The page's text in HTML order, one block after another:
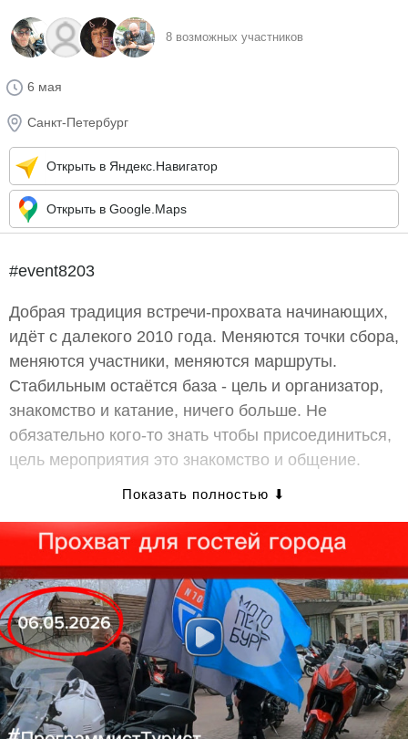
8 возможных участников
6 мая
Санкт-Петербург
Открыть в Яндекс.Навигатор
Открыть в Google.Maps
#event8203
Добрая традиция встречи-прохвата начинающих,
идёт с далекого 2010 года. Меняются точки сбора,
меняются участники, меняются маршруты.
Стабильным остаётся база - цель и организатор,
знакомство и катание, ничего больше. Не
обязательно кого-то знать чтобы присоединиться,
цель мероприятия это знакомство и общение.
езды в колонне под описанием
Разыгрываем два билета в кино
Два билета в кинотеатр «Великан Парк» с
открытой датой, получит случайный участник
встречи-прохвата. Для участия, необходимо
приехать на встречу на мотоцикле и проехать до
финальной точки маршрута, быть отмеченным как
участник или возможный участник, этого события